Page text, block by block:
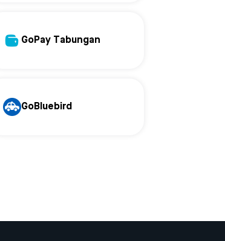
GoPay Tabungan
GoBluebird